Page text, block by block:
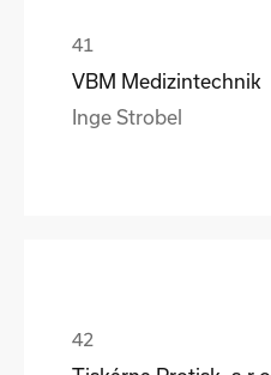
VBM Medizintechnik
Inge Strobel